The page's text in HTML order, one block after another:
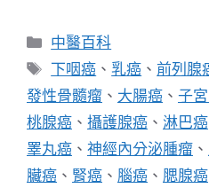
分
類
中醫百科
標
籤
下咽癌 、 乳癌 、前列腺
發性骨髓瘤 、 大腸癌 、 子
桃腺癌 、 攝護腺癌 、 淋巴癌
睪丸癌 、 神經內分泌腫瘤 、
臟癌 、 腎癌 、 腦癌 、 腮腺癌